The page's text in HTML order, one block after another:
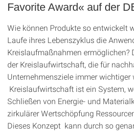
Favorite Award« auf der
Wie können Produkte so entwickelt
Laufe ihres Lebenszyklus die
Kreislaufmaßnahmen ermöglichen?
der Kreislaufwirtschaft, die für
Unternehmensziele immer wichtiger
Kreislaufwirtschaft ist ein System,
Schließen von Energie- und
zirkulärer Wertschöpfung
Dieses Konzept kann durch so